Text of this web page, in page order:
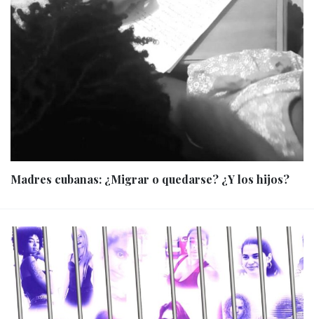
Madres cubanas: ¿Migrar o quedarse? ¿Y los hijos?